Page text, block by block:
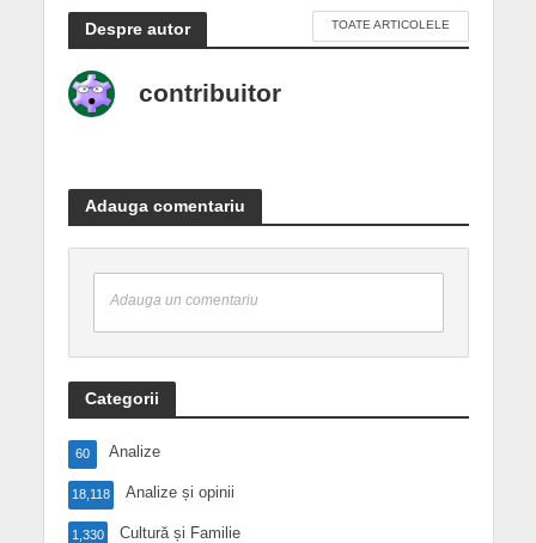
Despre autor TOATE ARTICOLELE
contribuitor
Adauga comentariu
Adauga un comentariu
Categorii
Analize
60
Analize și opinii
18,118
Cultură și Familie
1,330